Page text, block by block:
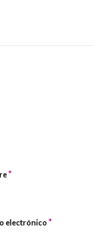
*
electrónico *